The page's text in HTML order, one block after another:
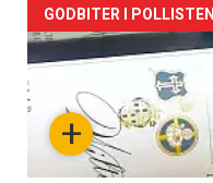
Forsiden
akkurat
nå+
GODBITER I POLLISTEN